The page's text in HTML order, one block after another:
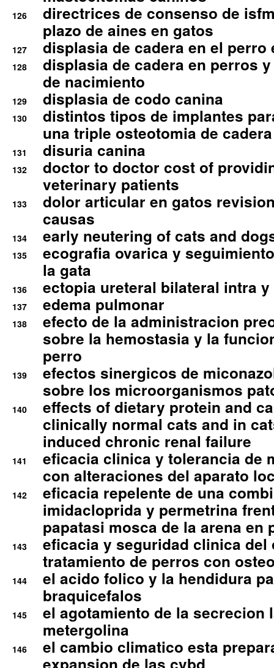
126
directrices de consenso de
plazo de aines en gatos
127 displasia de cadera en el perro
128
displasia de cadera en perros
de nacimiento
129 displasia de codo canina
130
distintos tipos de implantes
una triple osteotomia de cadera
131 disuria canina
132
doctor to doctor cost of
veterinary patients
133
dolor articular en gatos
causas
134 early neutering of cats and
135
ecografia ovarica y
la gata
136 ectopia ureteral bilateral intra
137 edema pulmonar
138
efecto de la administracion
sobre la hemostasia y la
perro
139
efectos sinergicos de
sobre los microorganismos
140
effects of dietary protein and
clinically normal cats and in
induced chronic renal failure
141
eficacia clinica y tolerancia de
con alteraciones del aparato
142
eficacia repelente de una
imidacloprida y permetrina
papatasi mosca de la arena en
143
eficacia y seguridad clinica del
tratamiento de perros con
144
el acido folico y la hendidura
braquicefalos
145
el agotamiento de la secrecion
metergolina
146
el cambio climatico esta
expansion de las cvbd